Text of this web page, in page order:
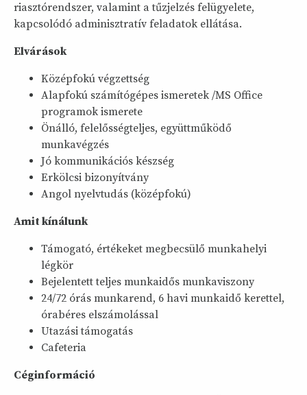
riasztórendszer, valamint a tűzjelzés felügyelete,
kapcsolódó adminisztratív feladatok ellátása.
Elvárások
Középfokú végzettség
Alapfokú számítógépes ismeretek /MS Office
programok ismerete
Önálló, felelősségteljes, együttműködő
munkavégzés
Jó kommunikációs készség
Erkölcsi bizonyítvány
Angol nyelvtudás (középfokú)
Amit kínálunk
Támogató, értékeket megbecsülő munkahelyi
légkör
Bejelentett teljes munkaidős munkaviszony
24/72 órás munkarend, 6 havi munkaidő kerettel,
órabéres elszámolással
Utazási támogatás
Cafeteria
Céginformáció